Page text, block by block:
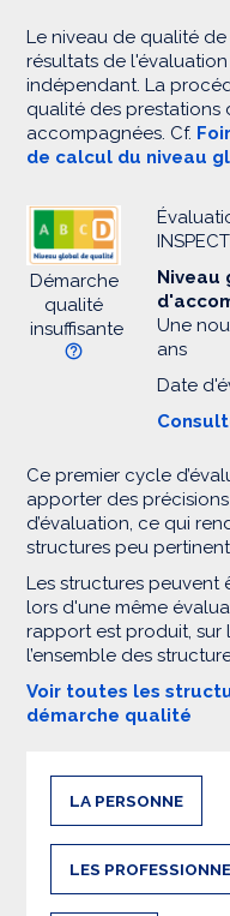
Le niveau de qualité
résultats de
indépendant. La
qualité des prestations
accompagnées. Cf.
de calcul du niveau
Démarche
qualité
insuffisante
Niveau
Une
ans
Date
Ce premier cycle
apporter des
d’évaluation, ce qui
structures peu
Les structures peuvent
lors d'une même
rapport est produit, sur
l’ensemble des
Voir toutes les
démarche qualité
LA PERSONNE
LES